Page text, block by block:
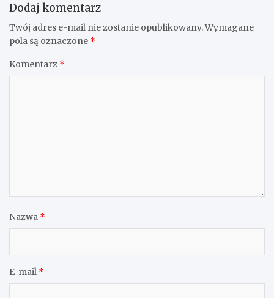
Dodaj komentarz
Twój adres e-mail nie zostanie opublikowany.Wymagane
pola są oznaczone *
Komentarz *
Nazwa *
E-mail *